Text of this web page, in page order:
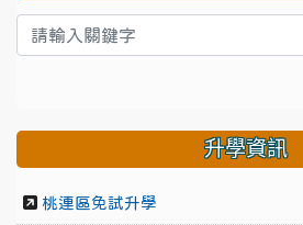
升學資訊
桃連區免試升學